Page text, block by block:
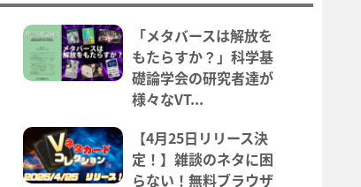
「メタバースは解放を
もたらすか？」科学基
礎論学会の研究者達が
様々なVT...
【4月25日リリース決
定！】雑談のネタに困
らない！無料ブラウザ